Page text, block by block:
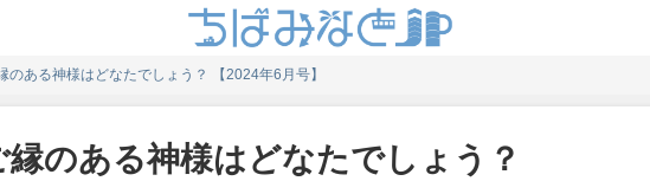
ある神様はどなたでしょう？ 【2024年6月号】
のある神様はどなたでしょう？